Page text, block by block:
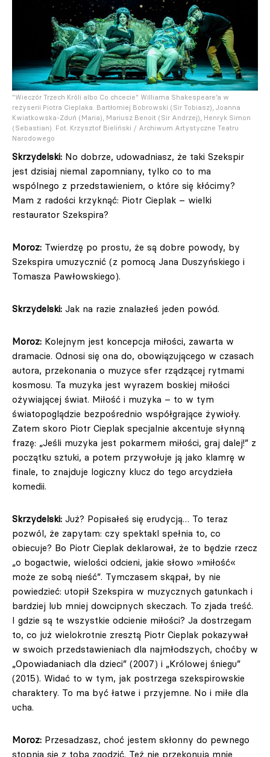
"Wieczór Trzech Króli albo Co chcecie" Williama Shakespeare’a w
reżyserii Piotra Cieplaka. Bartłomiej Bobrowski (Sir Tobiasz), Joanna
Kwiatkowska-Zduń (Maria), Mariusz Benoit (Sir Andrzej), Henryk Simon
(Sebastian). Fot. Krzysztof Bieliński / Archiwum Artystyczne Teatru
Narodowego
Skrzydelski: No dobrze, udowadniasz, że taki Szekspir
jest dzisiaj niemal zapomniany, tylko co to ma
wspólnego z przedstawieniem, o które się kłócimy?
Mam z radości krzyknąć: Piotr Cieplak – wielki
restaurator Szekspira?
Moroz: Twierdzę po prostu, że są dobre powody, by
Szekspira umuzycznić (z pomocą Jana Duszyńskiego i
Tomasza Pawłowskiego).
Skrzydelski: Jak na razie znalazłeś jeden powód.
Moroz: Kolejnym jest koncepcja miłości, zawarta w
dramacie. Odnosi się ona do, obowiązującego w czasach
autora, przekonania o muzyce sfer rządzącej rytmami
kosmosu. Ta muzyka jest wyrazem boskiej miłości
ożywiającej świat. Miłość i muzyka – to w tym
światopoglądzie bezpośrednio współgrające żywioły.
Zatem skoro Piotr Cieplak specjalnie akcentuje słynną
frazę: „Jeśli muzyka jest pokarmem miłości, graj dalej!” z
początku sztuki, a potem przywołuje ją jako klamrę w
finale, to znajduje logiczny klucz do tego arcydzieła
komedii.
Skrzydelski: Już? Popisałeś się erudycją… To teraz
pozwól, że zapytam: czy spektakl spełnia to, co
obiecuje? Bo Piotr Cieplak deklarował, że to będzie rzecz
„o bogactwie, wielości odcieni, jakie słowo »miłość«
może ze sobą nieść”. Tymczasem skąpał, by nie
powiedzieć: utopił Szekspira w muzycznych gatunkach i
bardziej lub mniej dowcipnych skeczach. To zjada treść.
I gdzie są te wszystkie odcienie miłości? Ja dostrzegam
to, co już wielokrotnie zresztą Piotr Cieplak pokazywał
w swoich przedstawieniach dla najmłodszych, choćby w
„Opowiadaniach dla dzieci” (2007) i „Królowej śniegu”
(2015). Widać to w tym, jak postrzega szekspirowskie
charaktery. To ma być łatwe i przyjemne. No i miłe dla
ucha.
Moroz: Przesadzasz, choć jestem skłonny do pewnego
stopnia się z tobą zgodzić. Też nie przekonują mnie